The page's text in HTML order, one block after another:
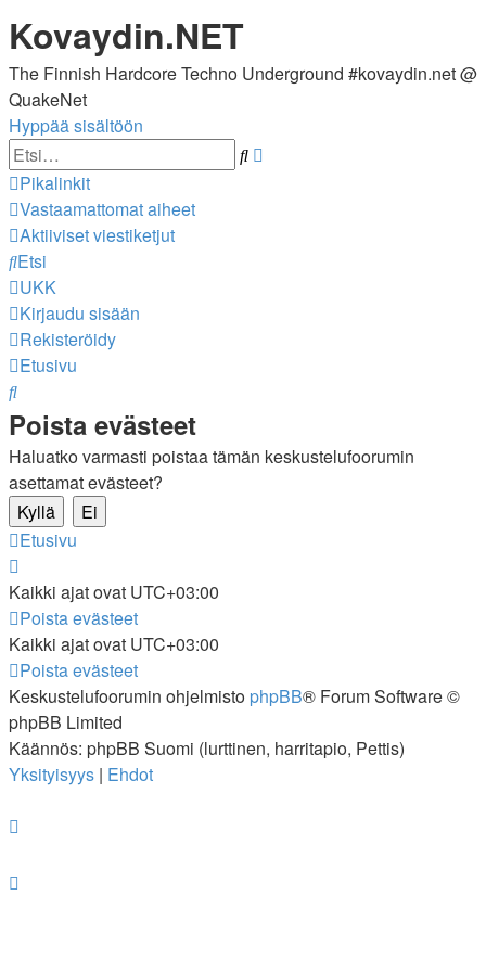
Kovaydin.NET
The Finnish Hardcore Techno Underground #kovaydin.net @
QuakeNet
Hyppää sisältöön
Etsi
Pikalinkit
Vastaamattomat aiheet
Aktiiviset viestiketjut
Etsi
UKK
Kirjaudu sisään
Rekisteröidy
Etusivu
Etsi
Poista evästeet
Haluatko varmasti poistaa tämän keskustelufoorumin
asettamat evästeet?
Etusivu
Kaikki ajat ovat UTC+03:00
Poista evästeet
Kaikki ajat ovat UTC+03:00
Poista evästeet
Keskustelufoorumin ohjelmisto phpBB® Forum Software ©
phpBB Limited
Käännös: phpBB Suomi (lurttinen, harritapio, Pettis)
Yksityisyys | Ehdot